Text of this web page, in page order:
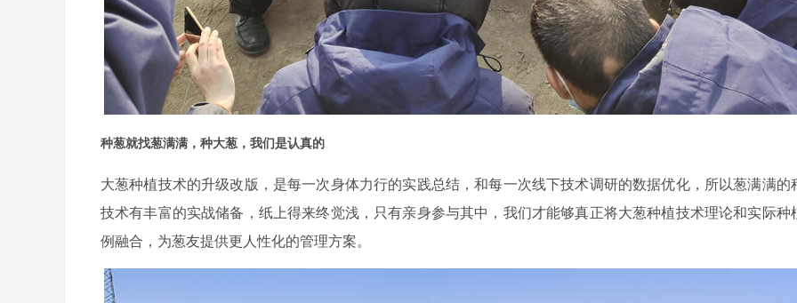
种葱就找葱满满，种大葱，我们是认真的
大葱种植技术的升级改版，是每一次身体力行的实践总结，和每一次线下技术调研的数据优化，所以葱满满的
技术有丰富的实战储备，纸上得来终觉浅，只有亲身参与其中，我们才能够真正将大葱种植技术理论和实际种
例融合，为葱友提供更人性化的管理方案。